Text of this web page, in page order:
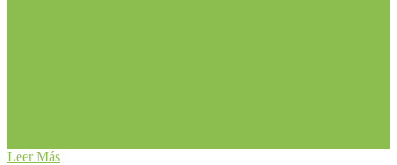
Leer Más